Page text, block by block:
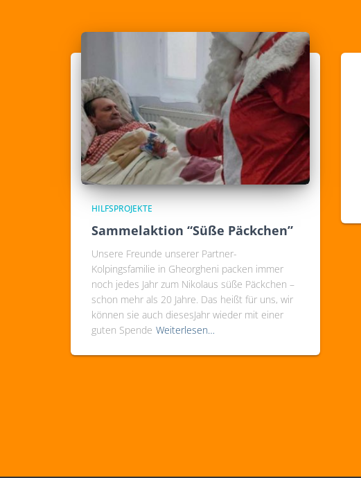
HILFSPROJEKTE
Sammelaktion “Süße Päckchen”
Unsere Freunde unserer Partner-
Kolpingsfamilie in Gheorgheni packen immer
noch jedes Jahr zum Nikolaus süße Päckchen –
schon mehr als 20 Jahre. Das heißt für uns, wir
können sie auch diesesJahr wieder mit einer
guten Spende Weiterlesen…